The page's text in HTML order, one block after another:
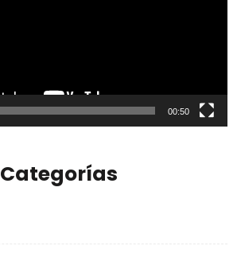
00:50
Categorías